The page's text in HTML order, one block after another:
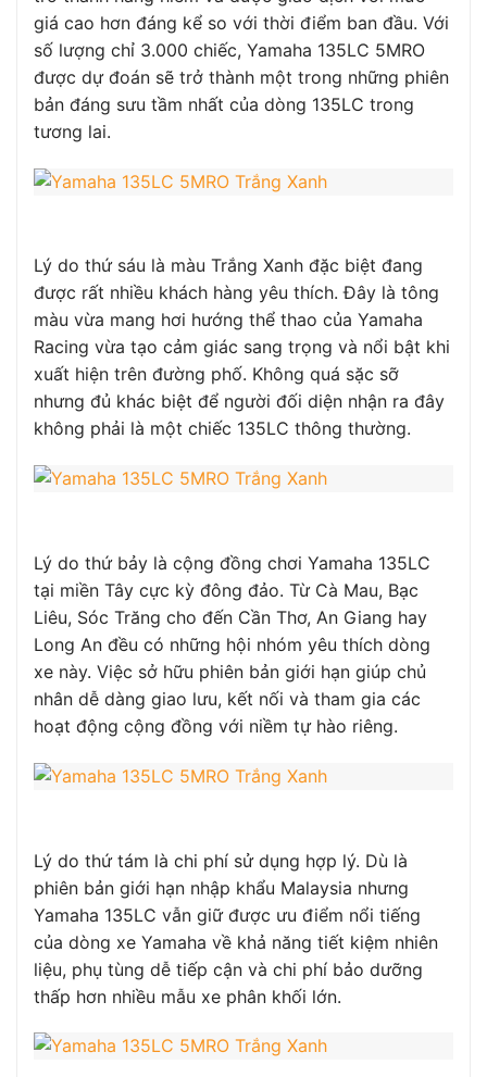
giá cao hơn đáng kể so với thời điểm ban đầu. Với
số lượng chỉ 3.000 chiếc, Yamaha 135LC 5MRO
được dự đoán sẽ trở thành một trong những phiên
bản đáng sưu tầm nhất của dòng 135LC trong
tương lai.
Lý do thứ sáu là màu Trắng Xanh đặc biệt đang
được rất nhiều khách hàng yêu thích. Đây là tông
màu vừa mang hơi hướng thể thao của Yamaha
Racing vừa tạo cảm giác sang trọng và nổi bật khi
xuất hiện trên đường phố. Không quá sặc sỡ
nhưng đủ khác biệt để người đối diện nhận ra đây
không phải là một chiếc 135LC thông thường.
Lý do thứ bảy là cộng đồng chơi Yamaha 135LC
tại miền Tây cực kỳ đông đảo. Từ Cà Mau, Bạc
Liêu, Sóc Trăng cho đến Cần Thơ, An Giang hay
Long An đều có những hội nhóm yêu thích dòng
xe này. Việc sở hữu phiên bản giới hạn giúp chủ
nhân dễ dàng giao lưu, kết nối và tham gia các
hoạt động cộng đồng với niềm tự hào riêng.
Lý do thứ tám là chi phí sử dụng hợp lý. Dù là
phiên bản giới hạn nhập khẩu Malaysia nhưng
Yamaha 135LC vẫn giữ được ưu điểm nổi tiếng
của dòng xe Yamaha về khả năng tiết kiệm nhiên
liệu, phụ tùng dễ tiếp cận và chi phí bảo dưỡng
thấp hơn nhiều mẫu xe phân khối lớn.